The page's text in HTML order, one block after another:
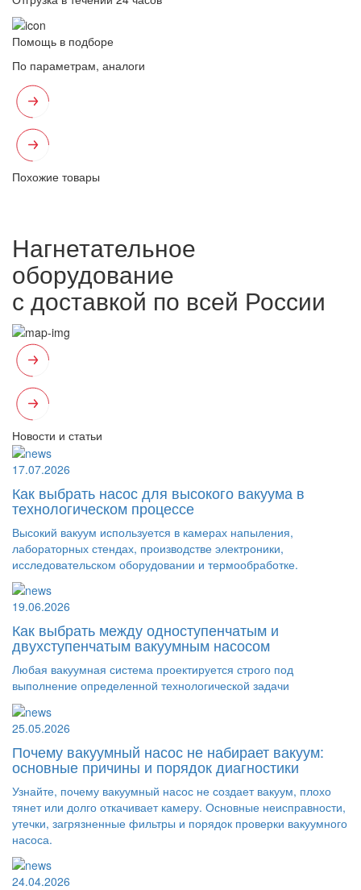
Помощь в подборе
По параметрам, аналоги
Похожие товары
Нагнетательное
оборудование
с доставкой по всей России
Новости и статьи
17.07.2026
Как выбрать насос для высокого вакуума в
технологическом процессе
Высокий вакуум используется в камерах напыления,
лабораторных стендах, производстве электроники,
исследовательском оборудовании и термообработке.
19.06.2026
Как выбрать между одноступенчатым и
двухступенчатым вакуумным насосом
Любая вакуумная система проектируется строго под
выполнение определенной технологической задачи
25.05.2026
Почему вакуумный насос не набирает вакуум:
основные причины и порядок диагностики
Узнайте, почему вакуумный насос не создает вакуум, плохо
тянет или долго откачивает камеру. Основные неисправности,
утечки, загрязненные фильтры и порядок проверки вакуумного
насоса.
24.04.2026